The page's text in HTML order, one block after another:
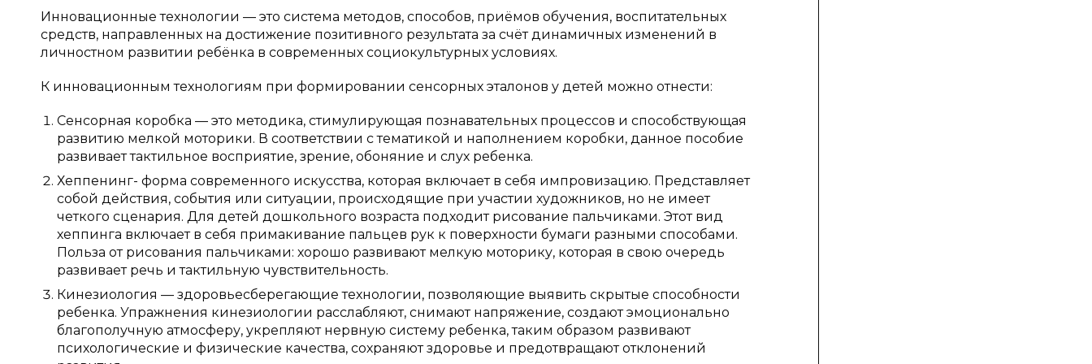
Инновационные технологии — это система методов, способов, приёмов обучения, воспитательных
средств, направленных на достижение позитивного результата за счёт динамичных изменений в
личностном развитии ребёнка в современных социокультурных условиях.
К инновационным технологиям при формировании сенсорных эталонов у детей можно отнести:
Сенсорная коробка — это методика, стимулирующая познавательных процессов и способствующая
развитию мелкой моторики. В соответствии с тематикой и наполнением коробки, данное пособие
развивает тактильное восприятие, зрение, обоняние и слух ребенка.
Хеппенинг- форма современного искусства, которая включает в себя импровизацию. Представляет
собой действия, события или ситуации, происходящие при участии художников, но не имеет
четкого сценария. Для детей дошкольного возраста подходит рисование пальчиками. Этот вид
хеппинга включает в себя примакивание пальцев рук к поверхности бумаги разными способами.
Польза от рисования пальчиками: хорошо развивают мелкую моторику, которая в свою очередь
развивает речь и тактильную чувствительность.
Кинезиология — здоровьесберегающие технологии, позволяющие выявить скрытые способности
ребенка. Упражнения кинезиологии расслабляют, снимают напряжение, создают эмоционально
благополучную атмосферу, укрепляют нервную систему ребенка, таким образом развивают
психологические и физические качества, сохраняют здоровье и предотвращают отклонений